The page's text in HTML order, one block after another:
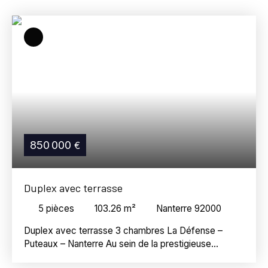
Budget max (€)
850 000 €
Duplex avec terrasse
5 pièces 103.26 m²
Nanterre 92000
Duplex avec terrasse 3 chambres La Défense –
Puteaux – Nanterre Au sein de la prestigieuse